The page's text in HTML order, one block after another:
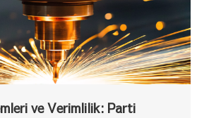
ve Verimlilik: Parti